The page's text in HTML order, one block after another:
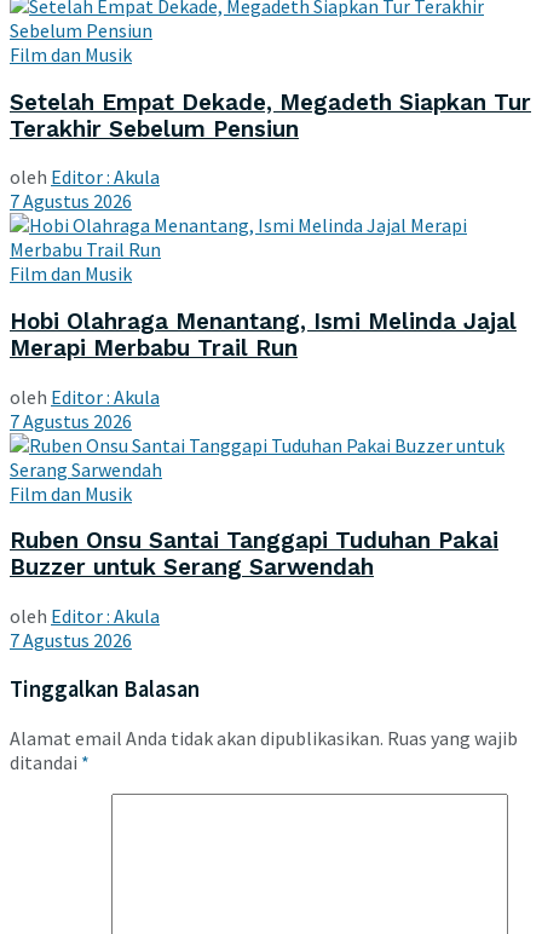
Film dan Musik
Setelah Empat Dekade, Megadeth Siapkan Tur
Terakhir Sebelum Pensiun
oleh Editor : Akula
7 Agustus 2026
Film dan Musik
Hobi Olahraga Menantang, Ismi Melinda Jajal
Merapi Merbabu Trail Run
oleh Editor : Akula
7 Agustus 2026
Film dan Musik
Ruben Onsu Santai Tanggapi Tuduhan Pakai
Buzzer untuk Serang Sarwendah
oleh Editor : Akula
7 Agustus 2026
Tinggalkan Balasan
Alamat email Anda tidak akan dipublikasikan. Ruas yang wajib
ditandai *